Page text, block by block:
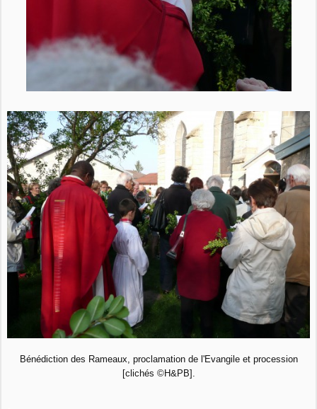
Bénédiction des Rameaux, proclamation de l'Evangile et procession
[clichés ©H&PB].